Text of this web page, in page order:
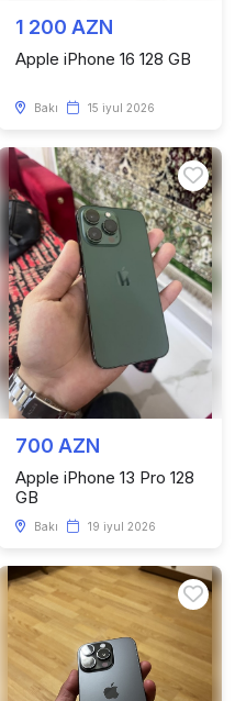
1 200 AZN
Apple iPhone 16 128 GB
Bakı 15 iyul 2026
700 AZN
Apple iPhone 13 Pro 128
GB
Bakı 19 iyul 2026